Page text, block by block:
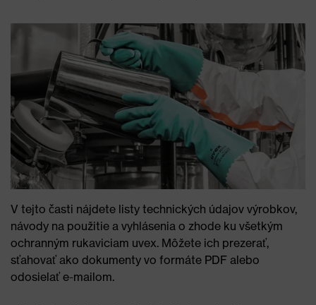
V tejto časti nájdete listy technických údajov výrobkov,
návody na použitie a vyhlásenia o zhode ku všetkým
ochranným rukaviciam uvex. Môžete ich prezerať,
sťahovať ako dokumenty vo formáte PDF alebo
odosielať e-mailom.